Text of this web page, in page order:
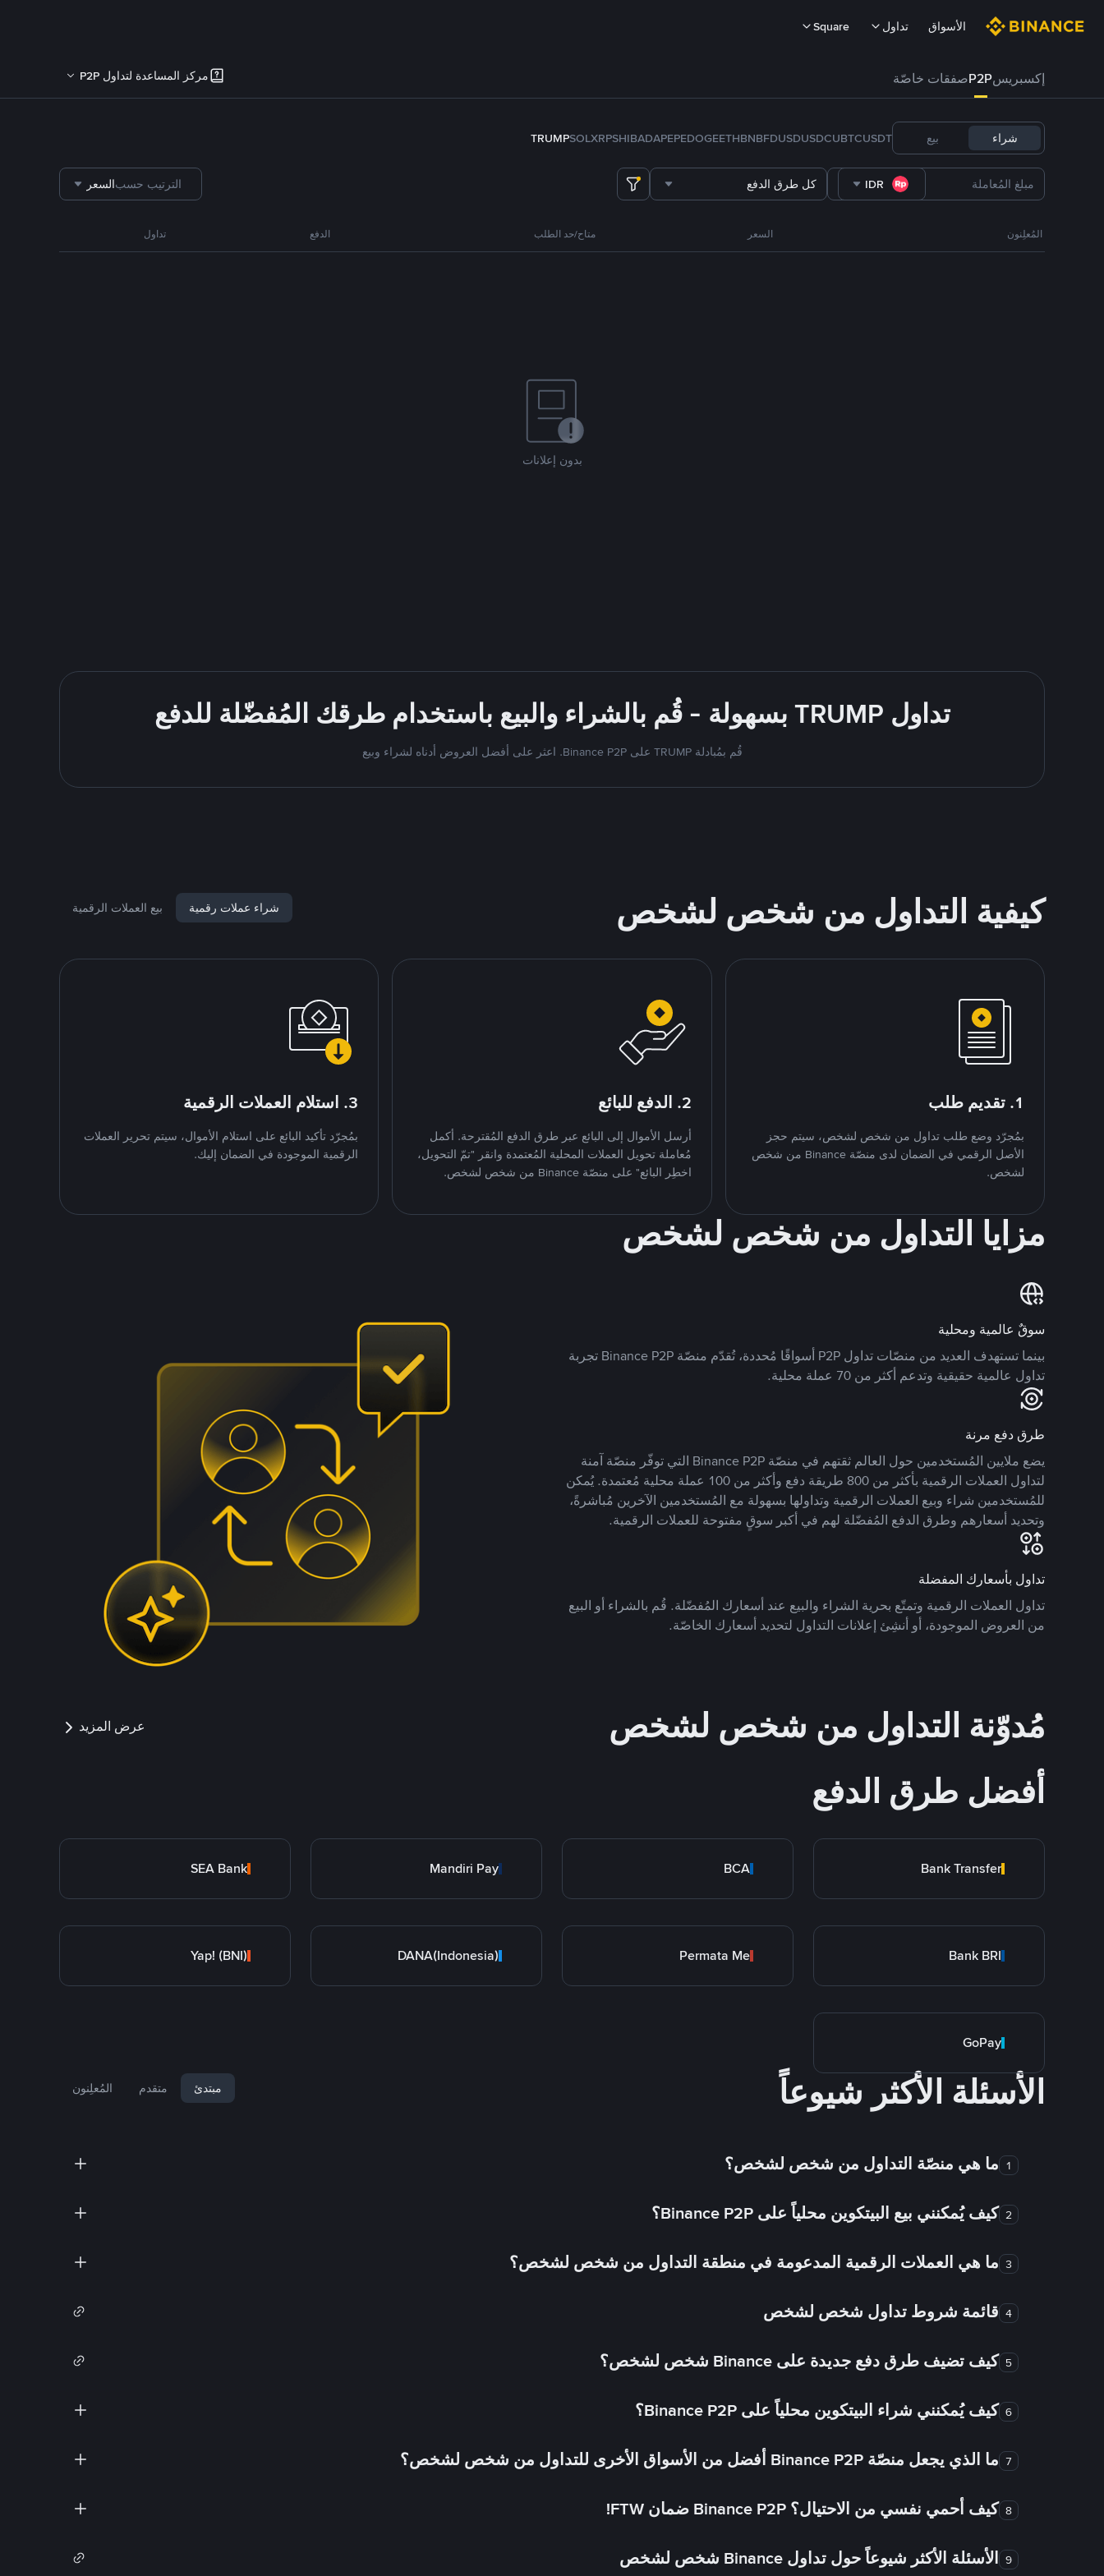
الأسواق تداول Square
إكسبريسP2Pصفقات خاصّة مركز المساعدة لتداول P2P
شراء بيع USDT
BTC
U
USDC
FDUSD
BNB
ETH
DOGE
PEPE
ADA
SHIB
XRP
SOL
TRUMP
IDR كل طرق الدفع الترتيب حسبالسعر
المُعلِنون السعر متاح/حد الطلب الدفع تداول
بدون إعلانات
تداول TRUMP بسهولة - قُم بالشراء والبيع باستخدام طرقك المُفضّلة للدفع
قُم بمُبادلة TRUMP على Binance P2P. اعثر على أفضل العروض أدناه لشراء وبيع
كيفية التداول من شخص لشخص شراء عملات رقمية بيع العملات الرقمية
1. تقديم طلب
بمُجرّد وضع طلب تداول من شخص لشخص، سيتم حجز
الأصل الرقمي في الضمان لدى منصّة Binance من شخص
لشخص.
2. الدفع للبائع
أرسل الأموال إلى البائع عبر طرق الدفع المُقترحة. أكمل
مُعاملة تحويل العملات المحلية المُعتمدة وانقر "تمّ التحويل،
اخطِر البائع" على منصّة Binance من شخص لشخص.
3. استلام العملات الرقمية
بمُجرّد تأكيد البائع على استلام الأموال، سيتم تحرير العملات
الرقمية الموجودة في الضمان إليك.
مزايا التداول من شخص لشخص
سوقٌ عالمية ومحلية
بينما تستهدف العديد من منصّات تداول P2P أسواقًا مُحددة، تُقدّم منصّة Binance P2P تجربة
تداول عالمية حقيقية وتدعم أكثر من 70 عملة محلية.
طرق دفع مرنة
يضع ملايين المُستخدمين حول العالم ثقتهم في منصّة Binance P2P التي توفّر منصّة آمنة
لتداول العملات الرقمية بأكثر من 800 طريقة دفع وأكثر من 100 عملة محلية مُعتمدة. يُمكن
للمُستخدمين شراء وبيع العملات الرقمية وتداولها بسهولة مع المُستخدمين الآخرين مُباشرةً،
وتحديد أسعارهم وطرق الدفع المُفضّلة لهم في أكبر سوقٍ مفتوحة للعملات الرقمية.
تداول بأسعارك المفضلة
تداول العملات الرقمية وتمتّع بحرية الشراء والبيع عند أسعارك المُفضّلة. قُم بالشراء أو البيع
من العروض الموجودة، أو أنشِئ إعلانات التداول لتحديد أسعارك الخاصّة.
مُدوّنة التداول من شخص لشخص عرض المزيد
أفضل طرق الدفع
Bank Transfer
BCA
Mandiri Pay
SEA Bank
Bank BRI
Permata Me
DANA(Indonesia)
Yap! (BNI)
GoPay
الأسئلة الأكثر شيوعاً مبتدئ متقدم المُعلِنون
1 ما هي منصّة التداول من شخص لشخص؟
2 كيف يُمكنني بيع البيتكوين محلياً على Binance P2P؟
3 ما هي العملات الرقمية المدعومة في منطقة التداول من شخص لشخص؟
4 قائمة شروط تداول شخص لشخص
5 كيف تضيف طرق دفع جديدة على Binance شخص لشخص؟
6 كيف يُمكنني شراء البيتكوين محلياً على Binance P2P؟
7 ما الذي يجعل منصّة Binance P2P أفضل من الأسواق الأخرى للتداول من شخص لشخص؟
8 كيف أحمي نفسي من الاحتيال؟ Binance P2P ضمان FTW!
9 الأسئلة الأكثر شيوعاً حول تداول Binance شخص لشخص